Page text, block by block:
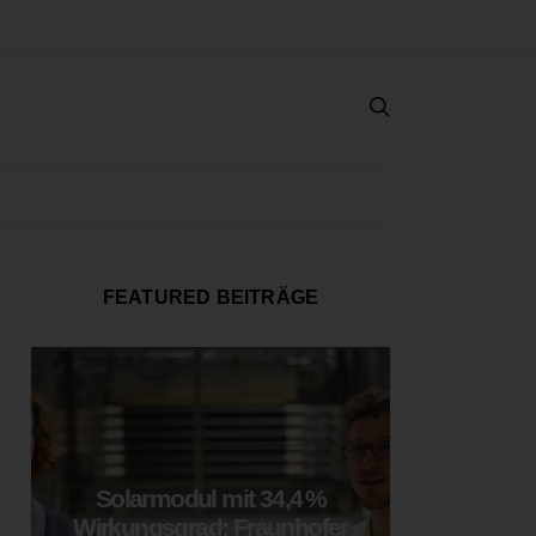
FEATURED BEITRÄGE
Solarmodul mit 34,4 %
Wirkungsgrad: Fraunhofer